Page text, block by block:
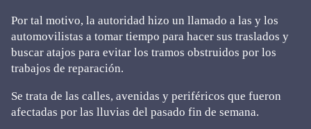
Por tal motivo, la autoridad hizo un llamado a las y los
automovilistas a tomar tiempo para hacer sus traslados y
buscar atajos para evitar los tramos obstruidos por los
trabajos de reparación.
Se trata de las calles, avenidas y periféricos que fueron
afectadas por las lluvias del pasado fin de semana.